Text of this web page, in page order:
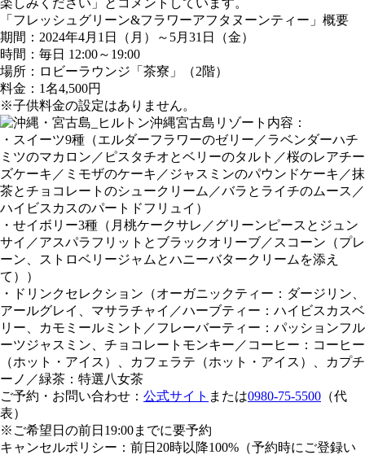
楽しみください」とコメントしています。
「フレッシュグリーン&フラワーアフタヌーンティー」概要
期間：2024年4月1日（月）～5月31日（金）
時間：毎日 12:00～19:00
場所：ロビーラウンジ「茶寮」（2階）
料金：1名4,500円
※子供料金の設定はありません。
内容：
・スイーツ9種（エルダーフラワーのゼリー／ラベンダーハチ
ミツのマカロン／ピスタチオとベリーのタルト／桜のレアチー
ズケーキ／ミモザのケーキ／ジャスミンのパウンドケーキ／抹
茶とチョコレートのシュークリーム／バラとライチのムース／
ハイビスカスのパートドフリュイ）
・せイボリー3種（月桃ケークサレ／グリーンピースとジュン
サイ／アスパラフリットとブラックオリーブ／スコーン（プレ
ーン、ストロベリージャムとハニーバタークリームを添え
て））
・ドリンクセレクション（オーガニックティー：ダージリン、
アールグレイ、マサラチャイ／ハーブティー：ハイビスカスベ
リー、カモミールミント／フレーバーティー：パッションフル
ーツジャスミン、チョコレートモンキー／コーヒー：コーヒー
（ホット・アイス）、カフェラテ（ホット・アイス）、カプチ
ーノ／緑茶：特選八女茶
ご予約・お問い合わせ： 公式サイト または0980-75-5500 （代
表）
※ご希望日の前日19:00までに要予約
キャンセルポリシー：前日20時以降100%（予約時にご登録い